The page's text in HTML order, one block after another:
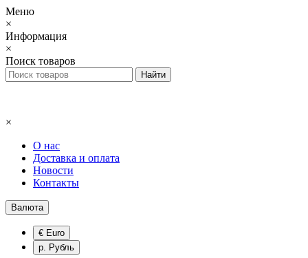
Меню
×
Информация
×
Поиск товаров
×
О нас
Доставка и оплата
Новости
Контакты
Валюта
€ Euro
р. Рубль